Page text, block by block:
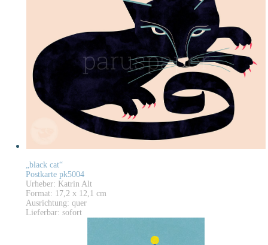
„black cat“
Postkarte pk5004
Urheber: Katrin Alt
Format: 17,2 x 12,1 cm
Ausrichtung: quer
Lieferbar: sofort